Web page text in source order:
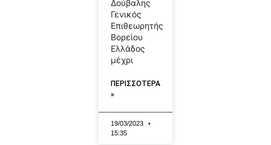
Δούβαλης
Γενικός
Επιθεωρητής
Βορείου
Ελλάδος
μέχρι
ΠΕΡΙΣΣΟΤΕΡΑ
»
19/03/2023
15:35